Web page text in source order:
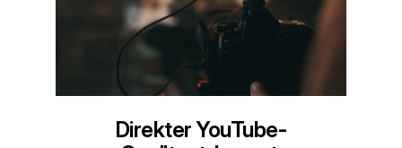
Direkter YouTube-